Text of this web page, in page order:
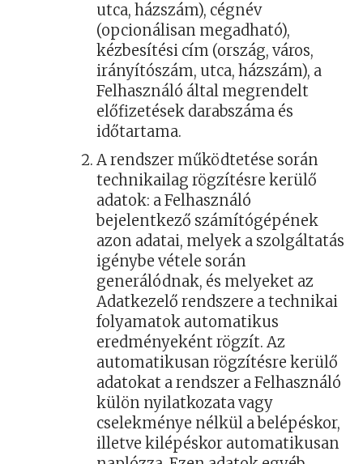
utca, házszám), cégnév
(opcionálisan megadható),
kézbesítési cím (ország, város,
irányítószám, utca, házszám), a
Felhasználó által megrendelt
előfizetések darabszáma és
időtartama.
A rendszer működtetése során
technikailag rögzítésre kerülő
adatok: a Felhasználó
bejelentkező számítógépének
azon adatai, melyek a szolgáltatás
igénybe vétele során
generálódnak, és melyeket az
Adatkezelő rendszere a technikai
folyamatok automatikus
eredményeként rögzít. Az
automatikusan rögzítésre kerülő
adatokat a rendszer a Felhasználó
külön nyilatkozata vagy
cselekménye nélkül a belépéskor,
illetve kilépéskor automatikusan